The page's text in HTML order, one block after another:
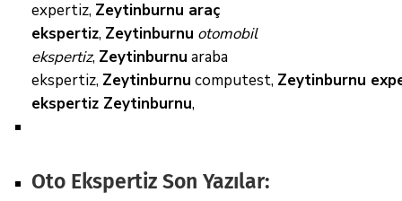
expertiz, Zeytinburnu araç
ekspertiz, Zeytinburnu otomobil
ekspertiz, Zeytinburnu araba
ekspertiz, Zeytinburnu computest, Zeytinburnu
ekspertiz Zeytinburnu,
Oto Ekspertiz Son Yazılar: